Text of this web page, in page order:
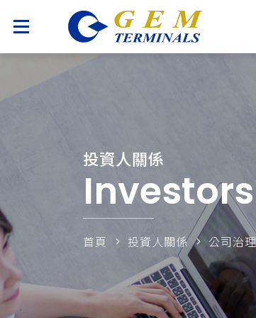
投資人關係
Investors
首頁 投資人關係 公司治理